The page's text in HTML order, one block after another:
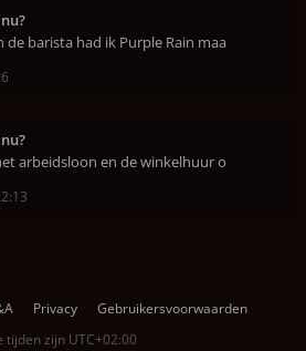
de barista had ik Purple Rain maa
arbeidsloon en de winkelhuur o
Privacy
Gebruikersvoorwaarden
tijden zijn UTC+02:00